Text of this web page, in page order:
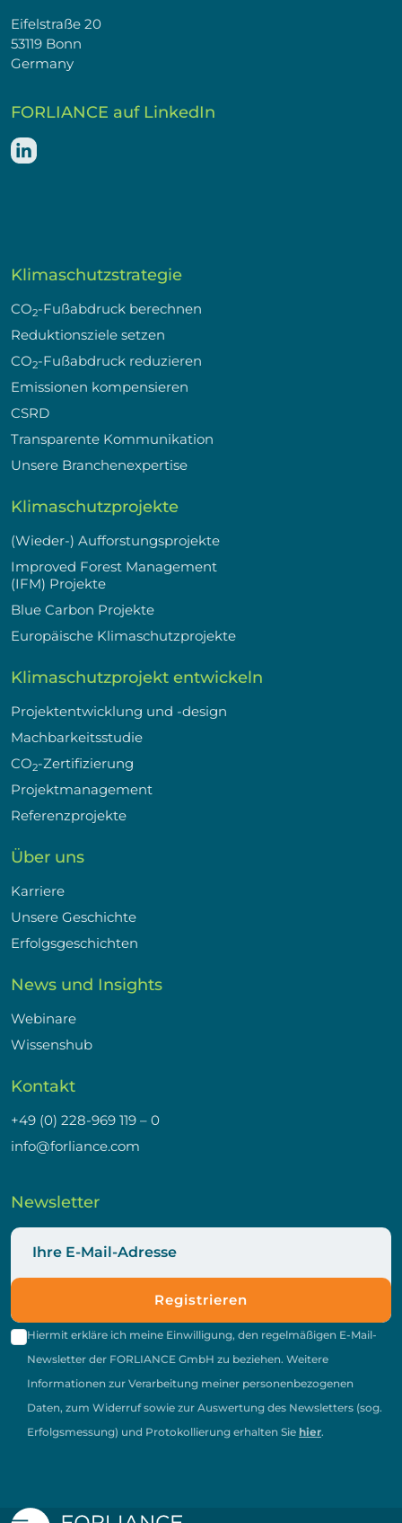
Eifelstraße 20
53119 Bonn
Germany
FORLIANCE auf LinkedIn
Klimaschutzstrategie
CO2-Fußabdruck berechnen
Reduktionsziele setzen
CO2-Fußabdruck reduzieren
Emissionen kompensieren
CSRD
Transparente Kommunikation
Unsere Branchenexpertise
Klimaschutzprojekte
(Wieder-) Aufforstungsprojekte
Improved Forest Management
(IFM) Projekte
Blue Carbon Projekte
Europäische Klimaschutzprojekte
Klimaschutzprojekt entwickeln
Projektentwicklung und -design
Machbarkeitsstudie
CO2-Zertifizierung
Projektmanagement
Referenzprojekte
Über uns
Karriere
Unsere Geschichte
Erfolgsgeschichten
News und Insights
Webinare
Wissenshub
Kontakt
+49 (0) 228-969 119 – 0
info@forliance.com
Newsletter
Registrieren
Hiermit erkläre ich meine Einwilligung, den regelmäßigen E-Mail-
Newsletter der FORLIANCE GmbH zu beziehen. Weitere
Informationen zur Verarbeitung meiner personenbezogenen
Daten, zum Widerruf sowie zur Auswertung des Newsletters (sog.
Erfolgsmessung) und Protokollierung erhalten Sie hier.